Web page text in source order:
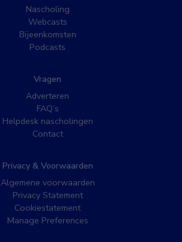
Nascholing
Webcasts
Bijeenkomsten
Podcasts
Vragen
Adverteren
FAQ’s
Helpdesk nascholingen
Contact
Privacy & Voorwaarden
Algemene voorwaarden
Privacy Statement
Cookiestatement
Manage Preferences